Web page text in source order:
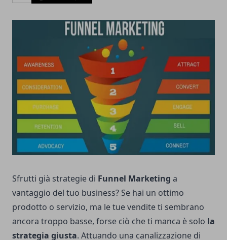
Sfrutti già strategie di Funnel Marketing a
vantaggio del tuo business? Se hai un ottimo
prodotto o servizio, ma le tue vendite ti sembrano
ancora troppo basse, forse ciò che ti manca è solo la
strategia giusta. Attuando una canalizzazione di